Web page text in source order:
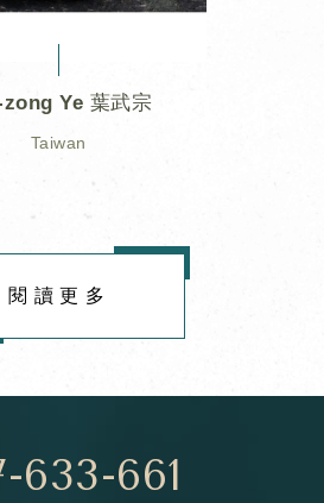
Ye 葉武宗
Taiwan
閱讀更多
633-661